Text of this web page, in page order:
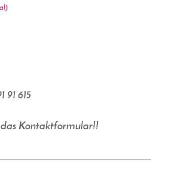
91 615
das Kontaktformular!!